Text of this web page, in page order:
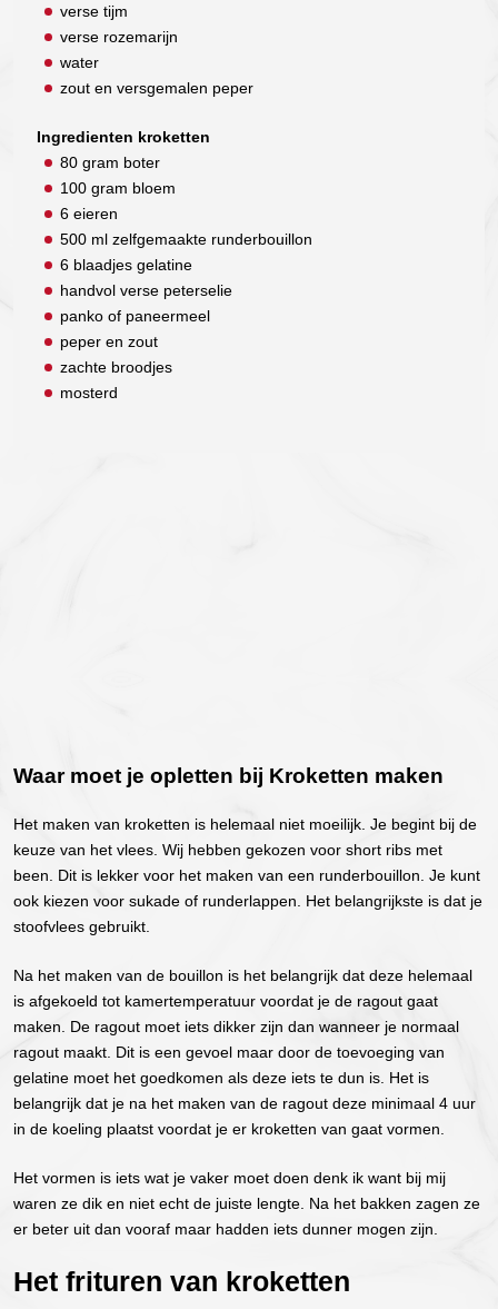
verse tijm
verse rozemarijn
water
zout en versgemalen peper
Ingredienten kroketten
80 gram boter
100 gram bloem
6 eieren
500 ml zelfgemaakte runderbouillon
6 blaadjes gelatine
handvol verse peterselie
panko of paneermeel
peper en zout
zachte broodjes
mosterd
Waar moet je opletten bij Kroketten maken
Het maken van kroketten is helemaal niet moeilijk. Je begint bij de
keuze van het vlees. Wij hebben gekozen voor short ribs met
been. Dit is lekker voor het maken van een runderbouillon. Je kunt
ook kiezen voor sukade of runderlappen. Het belangrijkste is dat je
stoofvlees gebruikt.
Na het maken van de bouillon is het belangrijk dat deze helemaal
is afgekoeld tot kamertemperatuur voordat je de ragout gaat
maken. De ragout moet iets dikker zijn dan wanneer je normaal
ragout maakt. Dit is een gevoel maar door de toevoeging van
gelatine moet het goedkomen als deze iets te dun is. Het is
belangrijk dat je na het maken van de ragout deze minimaal 4 uur
in de koeling plaatst voordat je er kroketten van gaat vormen.
Het vormen is iets wat je vaker moet doen denk ik want bij mij
waren ze dik en niet echt de juiste lengte. Na het bakken zagen ze
er beter uit dan vooraf maar hadden iets dunner mogen zijn.
Het frituren van kroketten